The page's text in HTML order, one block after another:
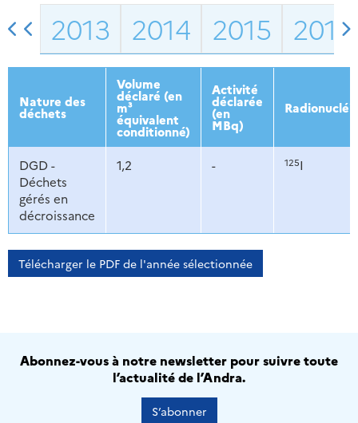
2013 2014 2015 2016
Nature des
déchets
Volume
déclaré (en
m³
équivalent
conditionné)
Activité
déclarée
(en
MBq)
DGD -
Déchets
gérés en
décroissance
1,2 - 125I
Télécharger le PDF de l'année sélectionnée
Abonnez-vous à notre newsletter pour suivre toute
l’actualité de l’Andra.
S’abonner